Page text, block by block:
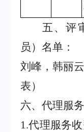
五、评
员）名单 ：
刘峰，韩丽
表）
六、代理服
1.代理服务收